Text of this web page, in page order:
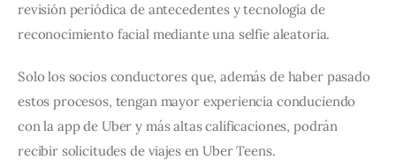
revisión periódica de antecedentes y tecnología de
reconocimiento facial mediante una selfie aleatoria.
Solo los socios conductores que, además de haber pasado
estos procesos, tengan mayor experiencia conduciendo
con la app de Uber y más altas calificaciones, podrán
recibir solicitudes de viajes en Uber Teens.